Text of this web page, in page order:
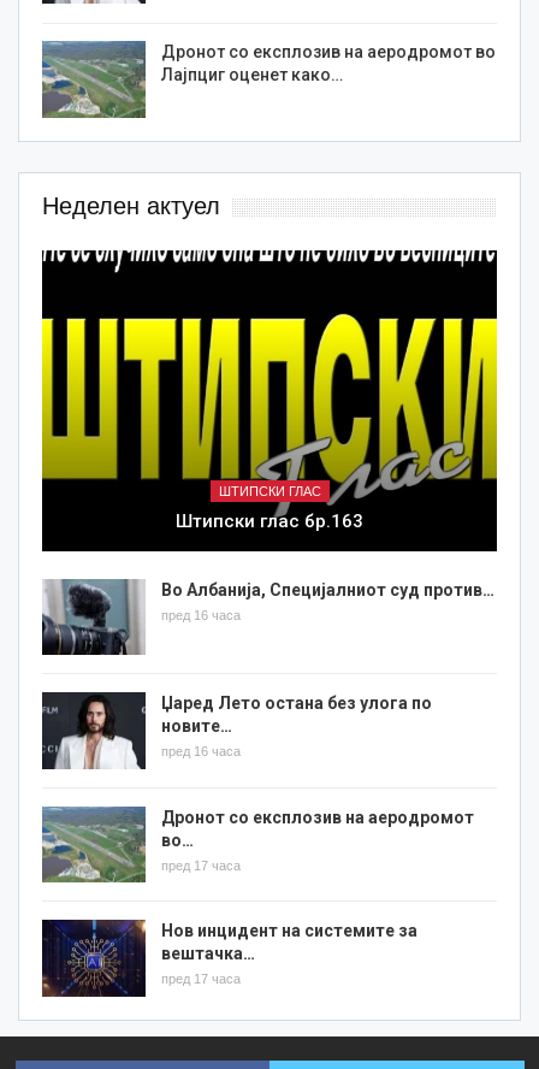
Дронот со експлозив на аеродромот во
Лајпциг оценет како…
Неделен актуел
ШТИПСКИ ГЛАС
Штипски глас бр.163
Во Албанија, Специјалниот суд против…
пред 16 часа
Џаред Лето остана без улога по
новите…
пред 16 часа
Дронот со експлозив на аеродромот
во…
пред 17 часа
Нов инцидент на системите за
вештачка…
пред 17 часа